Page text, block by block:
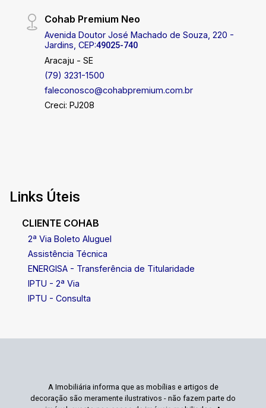
Cohab Premium Neo
Avenida Doutor José Machado de Souza, 220 -
Jardins, CEP:49025-740
Aracaju - SE
(79) 3231-1500
faleconosco@cohabpremium.com.br
Creci: PJ208
Links Úteis
CLIENTE COHAB
2ª Via Boleto Aluguel
Assistência Técnica
ENERGISA - Transferência de Titularidade
IPTU - 2ª Via
IPTU - Consulta
A Imobiliária informa que as mobílias e artigos de
decoração são meramente ilustrativos - não fazem parte do